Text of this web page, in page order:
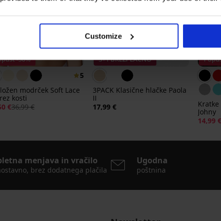
Customize
-50%
5
modrček Soft Lace
kosti
€36,99 €
3+1 BREZPLAČNO
3PACK Klasične hlačke Paola
II
17,99 €
Johny
14,99 €
menjava in vračilo
brez dodatnega plačila
Ugodna
poštnina